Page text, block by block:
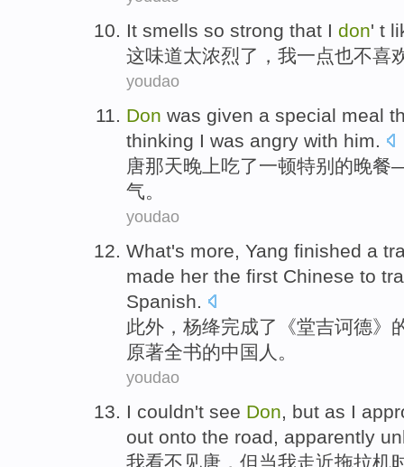
It smells so strong that I don' t
这味道太浓烈了，我一点也不喜
youdao
Don was given a special meal
thinking I was angry with him.
唐那天晚上吃了一顿特别的晚
气。
youdao
What's more, Yang finished a
made her the first Chinese to
Spanish.
此外，杨绛完成了《堂吉诃德》
原著全书的中国人。
youdao
I couldn't see Don , but as I
out onto the road, apparently
我看不见唐，但当我走近拖拉机